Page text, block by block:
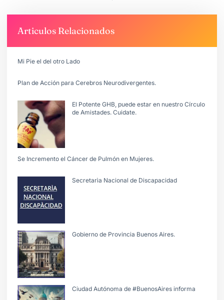
Articulos Relacionados
Mi Pie el del otro Lado
Plan de Acción para Cerebros Neurodivergentes.
El Potente GHB, puede estar en nuestro Círculo
de Amistades. Cuidate.
Se Incremento el Cáncer de Pulmón en Mujeres.
Secretarìa Nacional de Discapacidad
Gobierno de Provincia Buenos Aires.
Ciudad Autónoma de #BuenosAires informa